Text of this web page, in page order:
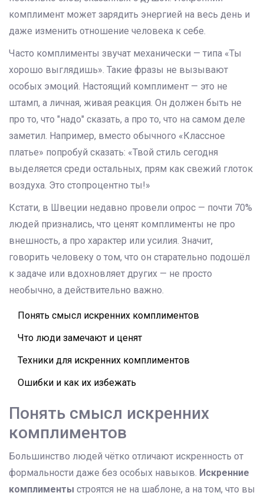
комплимент может зарядить энергией на весь день и
даже изменить отношение человека к себе.
Часто комплименты звучат механически — типа «Ты
хорошо выглядишь». Такие фразы не вызывают
особых эмоций. Настоящий комплимент — это не
штамп, а личная, живая реакция. Он должен быть не
про то, что "надо" сказать, а про то, что на самом деле
заметил. Например, вместо обычного «Классное
платье» попробуй сказать: «Твой стиль сегодня
выделяется среди остальных, прям как свежий глоток
воздуха. Это стопроцентно ты!»
Кстати, в Швеции недавно провели опрос — почти 70%
людей признались, что ценят комплименты не про
внешность, а про характер или усилия. Значит,
говорить человеку о том, что он старательно подошёл
к задаче или вдохновляет других — не просто
необычно, а действительно важно.
Понять смысл искренних комплиментов
Что люди замечают и ценят
Техники для искренних комплиментов
Ошибки и как их избежать
Понять смысл искренних
комплиментов
Большинство людей чётко отличают искренность от
формальности даже без особых навыков. Искренние
комплименты строятся не на шаблоне, а на том, что вы